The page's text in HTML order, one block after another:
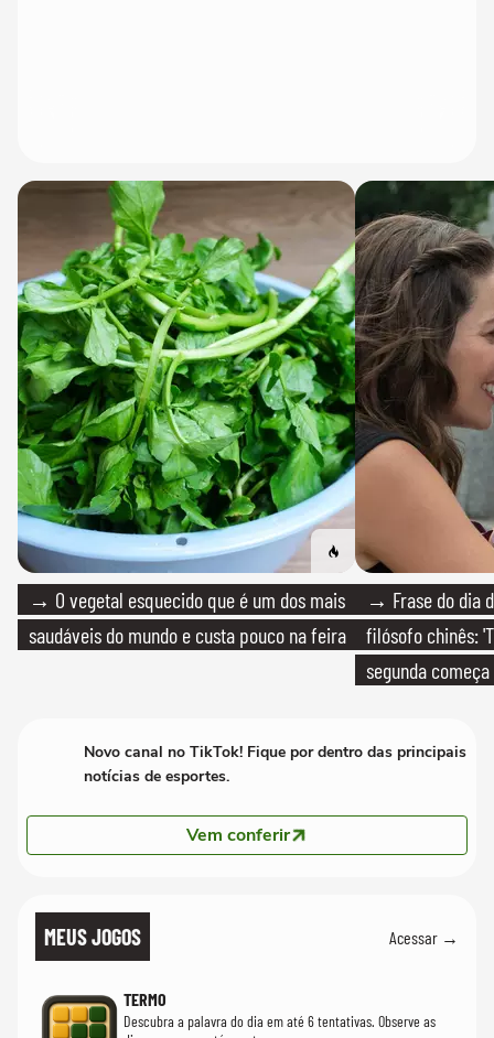
→ O vegetal esquecido que é um dos mais
saudáveis do mundo e custa pouco na feira
→ Frase do dia
filósofo chinês:
segunda
Novo canal no TikTok! Fique por dentro das principais
notícias de esportes.
Vem conferir
MEUS JOGOS Acessar →
TERMO
Descubra a palavra do dia em até 6 tentativas. Observe as